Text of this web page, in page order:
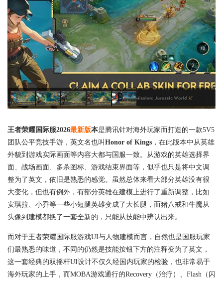
王者荣耀国际服2026最新版本是腾讯针对海外玩家而打造的一款5V5
团队公平竞技手游，英文名也叫 Honor of Kings ，在此版本中从英雄
外貌到游戏实际画面等内容大都与国服一致。从游戏的英雄选择界
面、战场画面、多杀图标、游戏结束界面等，似乎也只是将中文调
整为了英文，依旧是熟悉的感觉。虽然总体来看大部分英雄没有很
大变化，但也有例外，有部分英雄在建模上进行了重新调整，比如
安琪拉、小乔等一些小短腿英雄变成了大长腿，而猪八戒和牛魔从
头像到建模都换了一套全新的，只能从技能中辨认出来。
而对于王者荣耀国际服游戏UI与人物建模而言，自然也是国服玩家
们最熟悉的味道，不同的仍然是技能按钮下方的注释变为了英文，
这一套经典的双摇杆UI设计不仅久经国内玩家的检验，也非常易于
海外玩家的上手，而MOBA游戏通行的Recovery（治疗）、Flash（闪